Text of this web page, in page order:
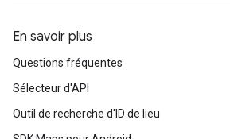
En savoir plus
Questions fréquentes
Sélecteur d'API
Outil de recherche d'ID de lieu